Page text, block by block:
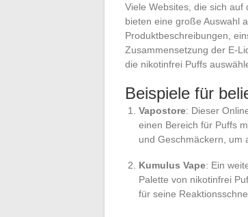
Viele Websites, die sich auf
bieten eine große Auswahl
Produktbeschreibungen,
Zusammensetzung der E-
die nikotinfrei Puffs
Beispiele für
Vapostore: Dieser
einen Bereich für Puffs
und Geschmäckern, um
Kumulus Vape: Ein
Palette von nikotinfrei
für seine